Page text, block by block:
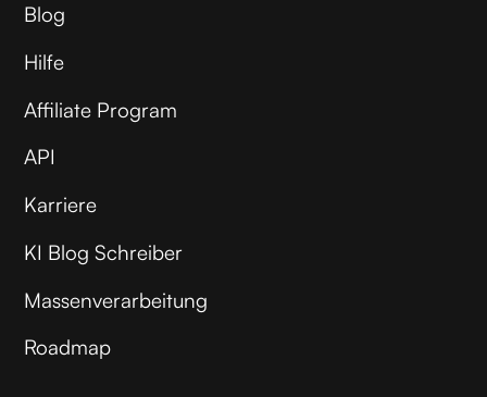
Blog
Hilfe
Affiliate Program
API
Karriere
KI Blog Schreiber
Massenverarbeitung
Roadmap